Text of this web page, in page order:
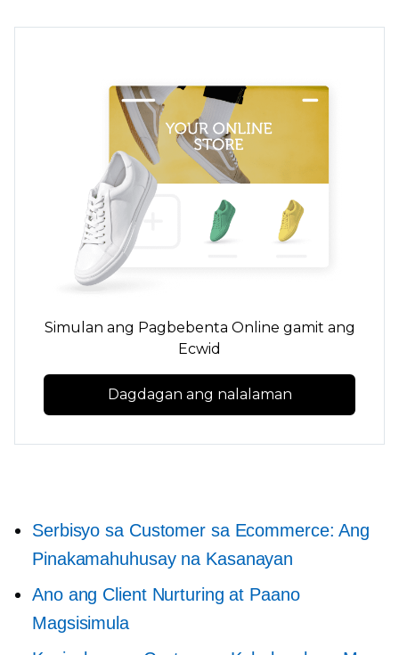
Simulan ang Pagbebenta Online gamit ang
Ecwid
Dagdagan ang nalalaman
Serbisyo sa Customer sa Ecommerce: Ang
Pinakamahuhusay na Kasanayan
Ano ang Client Nurturing at Paano
Magsisimula